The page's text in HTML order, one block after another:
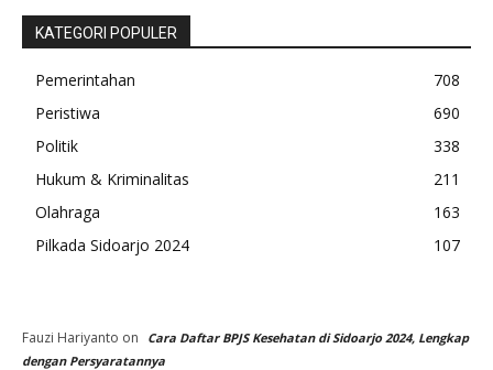
KATEGORI POPULER
Pemerintahan
708
Peristiwa
690
Politik
338
Hukum & Kriminalitas
211
Olahraga
163
Pilkada Sidoarjo 2024
107
Fauzi Hariyanto on
Cara Daftar BPJS Kesehatan di Sidoarjo 2024, Lengkap
dengan Persyaratannya